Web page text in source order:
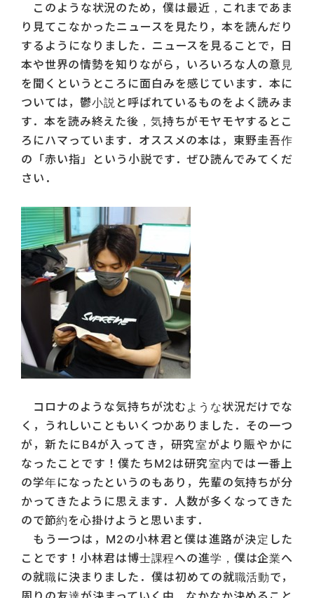
このような状況のため，僕は最近，これまであま
り見てこなかったニュースを見たり，本を読んだり
するようになりました．ニュースを見ることで，日
本や世界の情勢を知りながら，いろいろな人の意見
を聞くというところに面白みを感じています．本に
ついては，鬱小説と呼ばれているものをよく読みま
す．本を読み終えた後，気持ちがモヤモヤするとこ
ろにハマっています．オススメの本は，東野圭吾作
の「赤い指」という小説です．ぜひ読んでみてくだ
さい．
コロナのような気持ちが沈むような状況だけでな
く，うれしいこともいくつかありました．その一つ
が，新たにB4が入ってき，研究室がより賑やかに
なったことです！僕たちM2は研究室内では一番上
の学年になったというのもあり，先輩の気持ちが分
かってきたように思えます．人数が多くなってきた
ので節約を心掛けようと思います．
もう一つは，M2の小林君と僕は進路が決定した
ことです！小林君は博士課程への進学，僕は企業へ
の就職に決まりました．僕は初めての就職活動で，